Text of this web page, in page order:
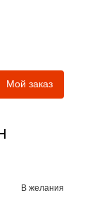
Мой заказ
В желания